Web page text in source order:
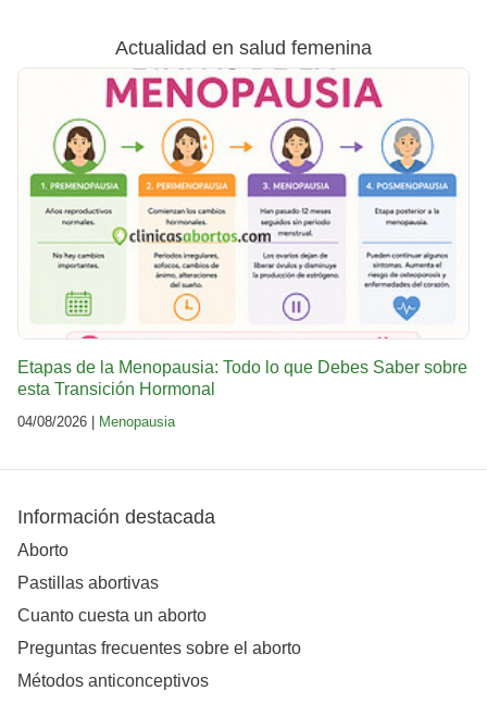
Actualidad en salud femenina
Etapas de la Menopausia: Todo lo que Debes Saber sobre
esta Transición Hormonal
04/08/2026 | Menopausia
Información destacada
Aborto
Pastillas abortivas
Cuanto cuesta un aborto
Preguntas frecuentes sobre el aborto
Métodos anticonceptivos